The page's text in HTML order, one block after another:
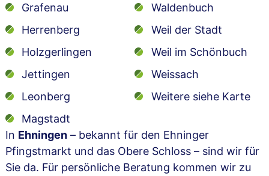
Grafenau
Herrenberg
Holzgerlingen
Jettingen
Leonberg
Magstadt
Waldenbuch
Weil der Stadt
Weil im Schönbuch
Weissach
Weitere siehe Karte
In Ehningen– bekannt für den Ehninger
Pfingstmarkt und das Obere Schloss – sind wir für
Sie da. Für persönliche Beratung kommen wir zu